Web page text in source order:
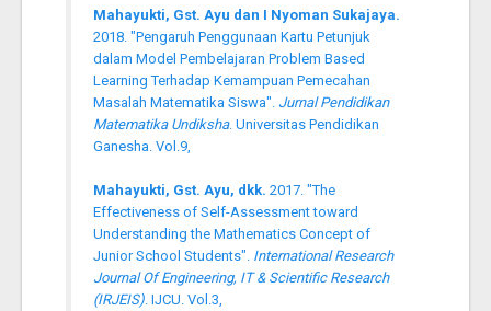
Mahayukti, Gst. Ayu dan I Nyoman Sukajaya.
2018. "Pengaruh Penggunaan Kartu Petunjuk
dalam Model Pembelajaran Problem Based
Learning Terhadap Kemampuan Pemecahan
Masalah Matematika Siswa". Jurnal Pendidikan
Matematika Undiksha. Universitas Pendidikan
Ganesha. Vol.9,
Mahayukti, Gst. Ayu, dkk. 2017. "The
Effectiveness of Self-Assessment toward
Understanding the Mathematics Concept of
Junior School Students". International Research
Journal Of Engineering, IT & Scientific Research
(IRJEIS). IJCU. Vol.3,